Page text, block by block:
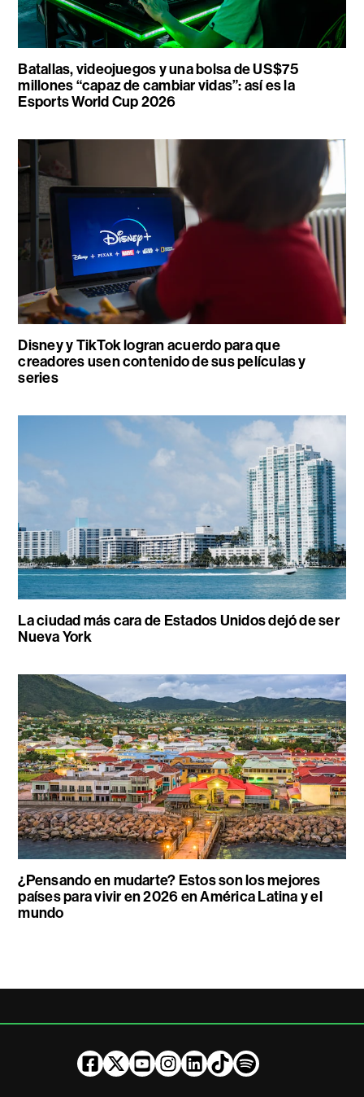
Batallas, videojuegos y una bolsa de US$75
millones “capaz de cambiar vidas”: así es la
Esports World Cup 2026
Disney y TikTok logran acuerdo para que
creadores usen contenido de sus películas y
series
La ciudad más cara de Estados Unidos dejó de ser
Nueva York
¿Pensando en mudarte? Estos son los mejores
países para vivir en 2026 en América Latina y el
mundo